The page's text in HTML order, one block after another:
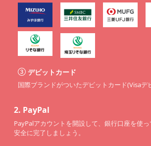
デビットカード
国際ブランドがついたデビットカード(Visaデ
2. PayPal
PayPalアカウントを開設して、銀行口座を使
安全に完了しましょう。